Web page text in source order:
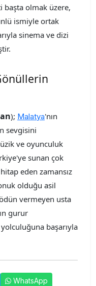
başta olmak üzere,
ismiyle ortak
sinema ve dizi
); Malatya'nın
sevgisini
ve oyunculuk
sunan çok
eden zamansız
olduğu asil
vermeyen usta
gurur
başarıyla
WhatsApp